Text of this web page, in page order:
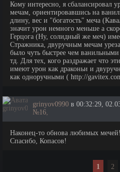
Кому интересно, я сбалансировал
мечам, ориентировавшись на
длину, вес и "богатость" меча
значит урон немного меньше а
Герцога (Ну, солидный же меч)
Стражника, двуручным мечам
было чуть быстрее чем
тд. Для тех, кого раздражает что
имеют урон как драконьи и
как одноручными ( http://
grinyov0990 в 00:32:29,
№16,
Наконец-то обнова любимых мечей!
Спасибо, Копасов!
1 2